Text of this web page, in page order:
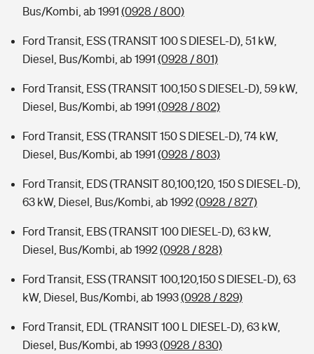
Bus/Kombi, ab 1991 (0928 / 800)
Ford Transit, ESS (TRANSIT 100 S DIESEL-D), 51 kW,
Diesel, Bus/Kombi, ab 1991 (0928 / 801)
Ford Transit, ESS (TRANSIT 100,150 S DIESEL-D), 59 kW,
Diesel, Bus/Kombi, ab 1991 (0928 / 802)
Ford Transit, ESS (TRANSIT 150 S DIESEL-D), 74 kW,
Diesel, Bus/Kombi, ab 1991 (0928 / 803)
Ford Transit, EDS (TRANSIT 80,100,120, 150 S DIESEL-D),
63 kW, Diesel, Bus/Kombi, ab 1992(0928 / 827)
Ford Transit, EBS (TRANSIT 100 DIESEL-D), 63 kW,
Diesel, Bus/Kombi, ab 1992(0928 / 828)
Ford Transit, ESS (TRANSIT 100,120,150 S DIESEL-D), 63
kW, Diesel, Bus/Kombi, ab 1993(0928 / 829)
Ford Transit, EDL (TRANSIT 100 L DIESEL-D), 63 kW,
Diesel, Bus/Kombi, ab 1993(0928 / 830)